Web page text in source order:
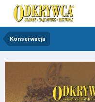
Konserwacja